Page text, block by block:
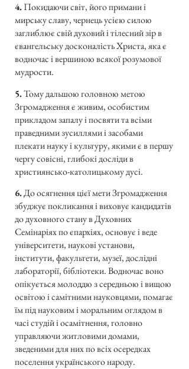
4.Покидаючи світ, його примани і
мирську славу, чернець усією силою
заглиблює свій духовий і тілесний зір в
євангельську досконалість Христа, яка є
водночас і вершиною всякої розумової
мудрости.
5.Тому дальшою головною метою
Згромадження є живим, особистим
прикладом запалу і посвяти та всіми
праведними зусиллями і засобами
плекати науку і культуру, якими є в першу
чергу совісні, глибокі досліди в
християнсько-католицькому дусі.
6.До осягнення цієї мети Згромадження
збуджує покликання і виховує кандидатів
до духовного стану в Духовних
Семінаріях по єпархіях, основує і веде
університети, наукові установи,
інститути, факультети, музеї, дослідні
лабораторії, бібліотеки. Водночас воно
опікується молоддю з середньою і вищою
освітою і самітними науковцями, помагає
їм під науковим і моральним оглядом в
часі студій і осамітнення, головно
управляючи житловими домами,
зведеними для них по всіх осередках
поселення українського народу.